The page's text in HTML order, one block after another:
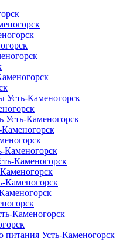
Усть-Каменогорск
Усть-Каменогорск
Каменогорск
Каменогорск
Каменогорск
Каменогорск
Каменогорск
питания Усть-Каменогорск